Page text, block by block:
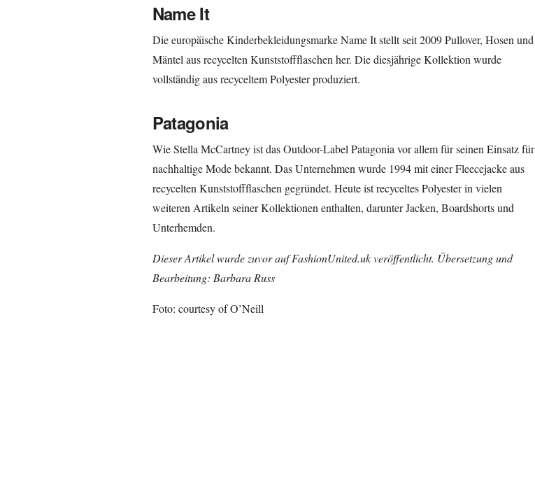
Name It
Die europäische Kinderbekleidungsmarke Name It stellt seit 2009 Pullover, Hosen und
Mäntel aus recycelten Kunststoffflaschen her. Die diesjährige Kollektion wurde
vollständig aus recyceltem Polyester produziert.
Patagonia
Wie Stella McCartney ist das Outdoor-Label Patagonia vor allem für seinen Einsatz für
nachhaltige Mode bekannt. Das Unternehmen wurde 1994 mit einer Fleecejacke aus
recycelten Kunststoffflaschen gegründet. Heute ist recyceltes Polyester in vielen
weiteren Artikeln seiner Kollektionen enthalten, darunter Jacken, Boardshorts und
Unterhemden.
Dieser Artikel wurde zuvor auf FashionUnited.uk veröffentlicht. Übersetzung und
Bearbeitung: Barbara Russ
Foto: courtesy of O’Neill